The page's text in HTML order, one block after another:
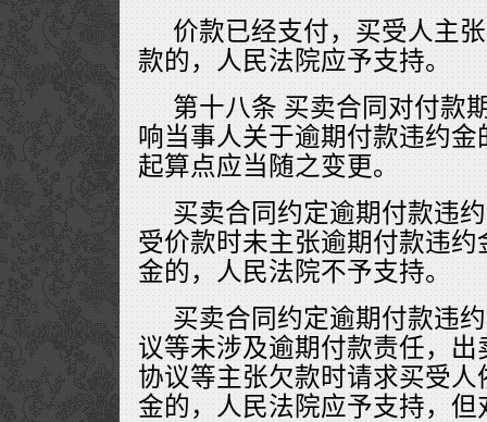
价款已经支付，买受人主
款的，人民法院应予支持。
第十八条 买卖合同对付款
响当事人关于逾期付款违约
起算点应当随之变更。
买卖合同约定逾期付款违
受价款时未主张逾期付款违
金的，人民法院不予支持。
买卖合同约定逾期付款违
议等未涉及逾期付款责任，
协议等主张欠款时请求买受
金的，人民法院应予支持，